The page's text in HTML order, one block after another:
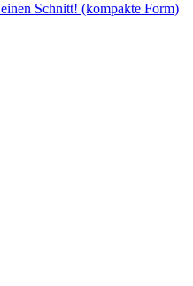
Schnitt! (kompakte Form)